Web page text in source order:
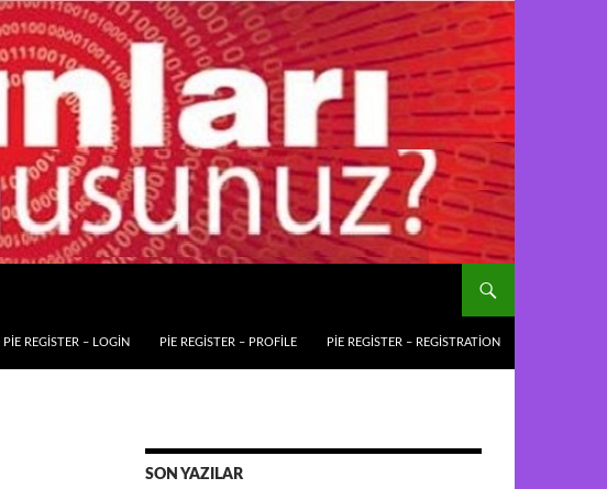
PIE REGISTER – LOGIN PIE REGISTER – PROFILE PIE REGISTER – REGISTRATION
SON YAZILAR